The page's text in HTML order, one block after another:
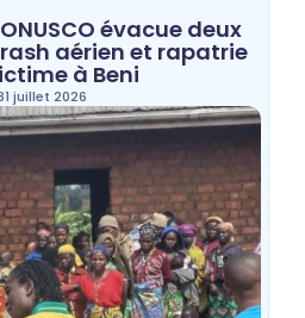
évacue deux
aérien et rapatrie
à Beni
juillet 2026